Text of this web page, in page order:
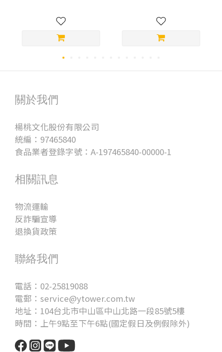
關於我們
楊桃文化股份有限公司
統編：97465840
食品業者登錄字號：A-197465840-00000-1
相關訊息
物流運輸
反詐騙宣導
退換貨政策
聯絡我們
電話：02-25819088
電郵：service@ytower.com.tw
地址：104台北市中山區中山北路一段85號5樓
時間：上午9點至下午6點(國定假日及例假除外)